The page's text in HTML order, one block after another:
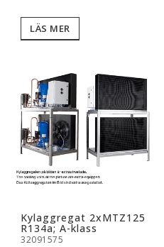
LÄS MER
Kylaggregat 2xMTZ125
R134a; A-klass
32091575